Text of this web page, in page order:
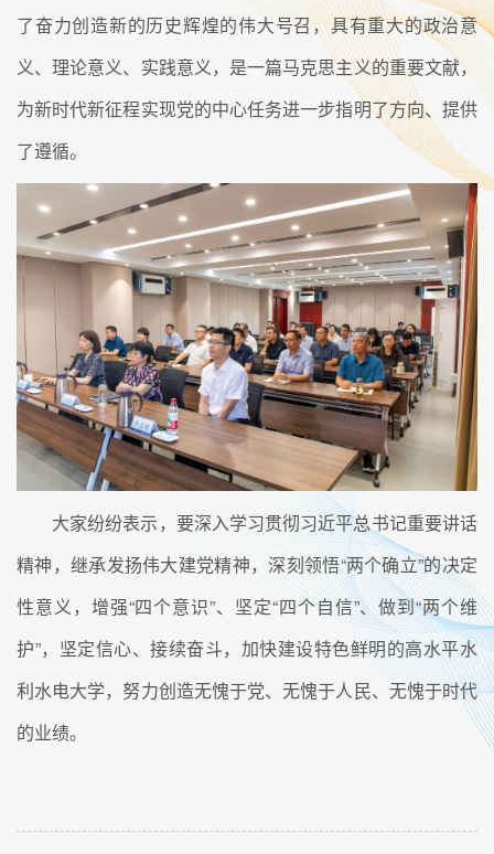
了奋力创造新的历史辉煌的伟大号召，具有重大的政治意
义、理论意义、实践意义，是一篇马克思主义的重要文献，
为新时代新征程实现党的中心任务进一步指明了方向、提供
了遵循。
大家纷纷表示，要深入学习贯彻习近平总书记重要讲话
精神，继承发扬伟大建党精神，深刻领悟“两个确立”的决定
性意义，增强“四个意识”、坚定“四个自信”、做到“两个维
护”，坚定信心、接续奋斗，加快建设特色鲜明的高水平水
利水电大学，努力创造无愧于党、无愧于人民、无愧于时代
的业绩。